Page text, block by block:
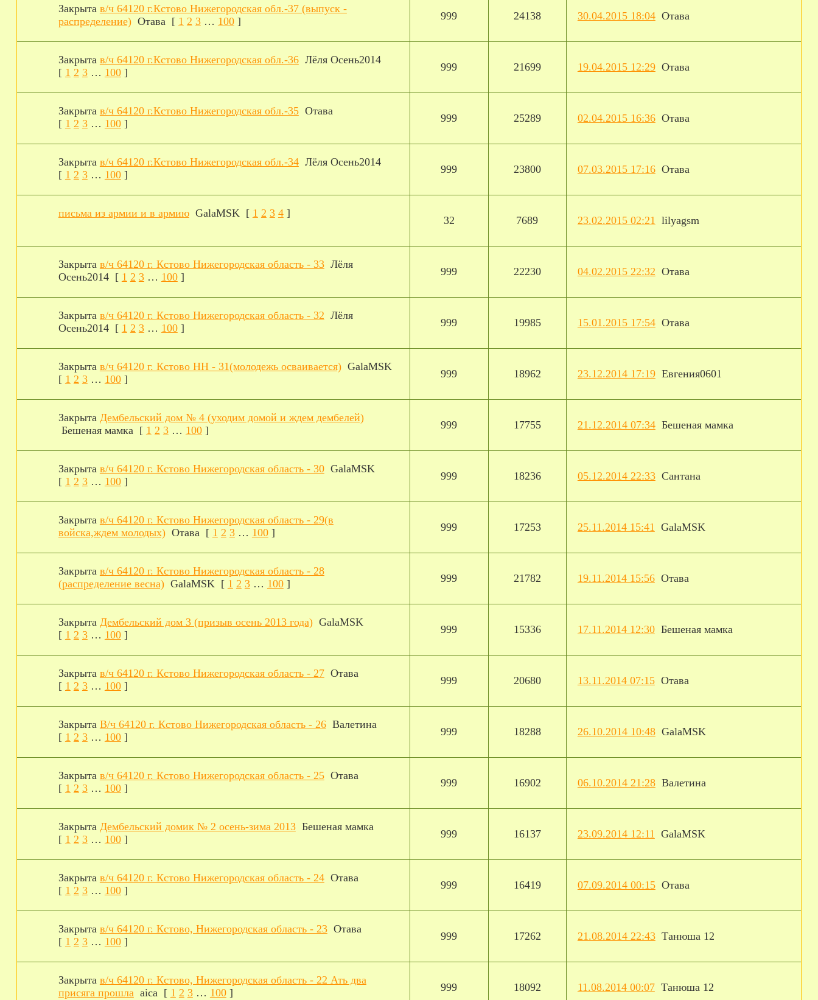
Закрыта в/ч 64120 г.Кстово Нижегородская обл.-37 (выпуск -
распределение) Отава [ 1 2 3 … 100 ] 999 24138 30.04.2015 18:04 Отава
Закрыта в/ч 64120 г.Кстово Нижегородская обл.-36 Лёля Осень2014
[ 1 2 3 … 100 ] 999 21699 19.04.2015 12:29 Отава
Закрыта в/ч 64120 г.Кстово Нижегородская обл.-35 Отава
[ 1 2 3 … 100 ] 999 25289 02.04.2015 16:36 Отава
Закрыта в/ч 64120 г.Кстово Нижегородская обл.-34 Лёля Осень2014
[ 1 2 3 … 100 ] 999 23800 07.03.2015 17:16 Отава
письма из армии и в армию GalaMSK [ 1 2 3 4 ]
32 7689 23.02.2015 02:21 lilyagsm
Закрыта в/ч 64120 г. Кстово Нижегородская область - 33 Лёля
Осень2014 [ 1 2 3 … 100 ] 999 22230 04.02.2015 22:32 Отава
Закрыта в/ч 64120 г. Кстово Нижегородская область - 32 Лёля
Осень2014 [ 1 2 3 … 100 ] 999 19985 15.01.2015 17:54 Отава
Закрыта в/ч 64120 г. Кстово НН - 31(молодежь осваивается) GalaMSK
[ 1 2 3 … 100 ] 999 18962 23.12.2014 17:19 Евгения0601
Закрыта Дембельский дом № 4 (уходим домой и ждем дембелей)
Бешеная мамка [ 1 2 3 … 100 ] 999 17755 21.12.2014 07:34 Бешеная мамка
Закрыта в/ч 64120 г. Кстово Нижегородская область - 30 GalaMSK
[ 1 2 3 … 100 ] 999 18236 05.12.2014 22:33 Сантана
Закрыта в/ч 64120 г. Кстово Нижегородская область - 29(в
войска,ждем молодых) Отава [ 1 2 3 … 100 ] 999 17253 25.11.2014 15:41 GalaMSK
Закрыта в/ч 64120 г. Кстово Нижегородская область - 28
(распределение весна) GalaMSK [ 1 2 3 … 100 ] 999 21782 19.11.2014 15:56 Отава
Закрыта Дембельский дом 3 (призыв осень 2013 года) GalaMSK
[ 1 2 3 … 100 ] 999 15336 17.11.2014 12:30 Бешеная мамка
Закрыта в/ч 64120 г. Кстово Нижегородская область - 27 Отава
[ 1 2 3 … 100 ] 999 20680 13.11.2014 07:15 Отава
Закрыта В/ч 64120 г. Кстово Нижегородская область - 26 Валетина
[ 1 2 3 … 100 ] 999 18288 26.10.2014 10:48 GalaMSK
Закрыта в/ч 64120 г. Кстово Нижегородская область - 25 Отава
[ 1 2 3 … 100 ] 999 16902 06.10.2014 21:28 Валетина
Закрыта Дембельский домик № 2 осень-зима 2013 Бешеная мамка
[ 1 2 3 … 100 ] 999 16137 23.09.2014 12:11 GalaMSK
Закрыта в/ч 64120 г. Кстово Нижегородская область - 24 Отава
[ 1 2 3 … 100 ] 999 16419 07.09.2014 00:15 Отава
Закрыта в/ч 64120 г. Кстово, Нижегородская область - 23 Отава
[ 1 2 3 … 100 ] 999 17262 21.08.2014 22:43 Танюша 12
Закрыта в/ч 64120 г. Кстово, Нижегородская область - 22 Ать два
присяга прошла aica [ 1 2 3 … 100 ] 999 18092 11.08.2014 00:07 Танюша 12